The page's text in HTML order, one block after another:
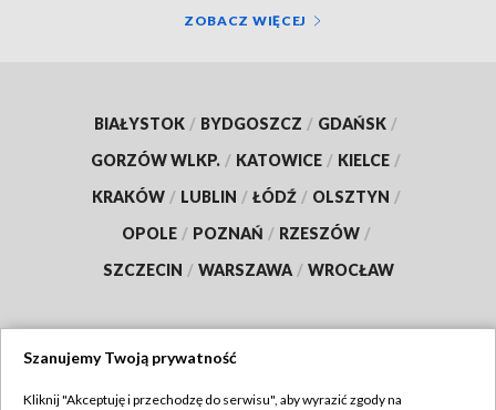
ZOBACZ WIĘCEJ
BIAŁYSTOK / BYDGOSZCZ / GDAŃSK /
GORZÓW WLKP. / KATOWICE / KIELCE /
KRAKÓW / LUBLIN / ŁÓDŹ / OLSZTYN /
OPOLE / POZNAŃ / RZESZÓW /
SZCZECIN / WARSZAWA / WROCŁAW
Szanujemy Twoją prywatność
Kliknij "Akceptuję i przechodzę do serwisu", aby wyrazić zgody na